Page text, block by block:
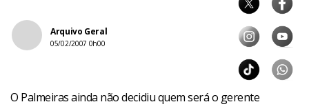
Arquivo Geral
05/02/2007 0h00
O Palmeiras ainda não decidiu quem será o gerente